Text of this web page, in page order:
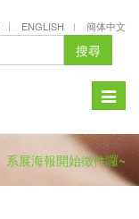
ENGLISH 簡体中文
搜尋
Toggle
系展海報開始徵件囉~